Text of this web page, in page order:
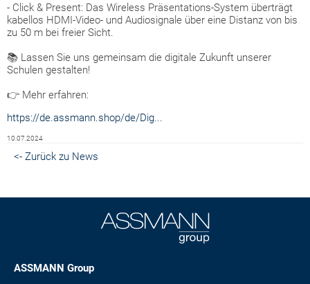
- Click & Present: Das Wireless Präsentations-System überträgt
kabellos HDMI-Video- und Audiosignale über eine Distanz von bis
zu 50 m bei freier Sicht.
📚 Lassen Sie uns gemeinsam die digitale Zukunft unserer
Schulen gestalten!
👉 Mehr erfahren:
https://de.assmann.shop/de/Dig...
10.07.2024
<- Zurück zu News
ASSMANN Group